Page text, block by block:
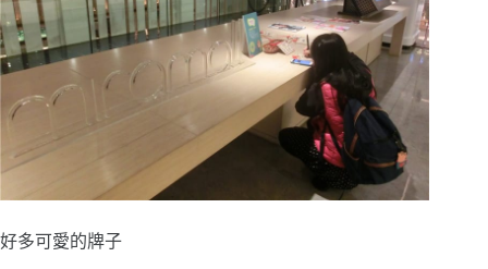
好多可愛的牌子